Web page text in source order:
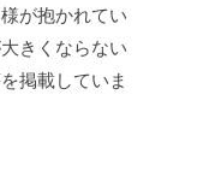
が抱かれてい
きくならない
掲載していま